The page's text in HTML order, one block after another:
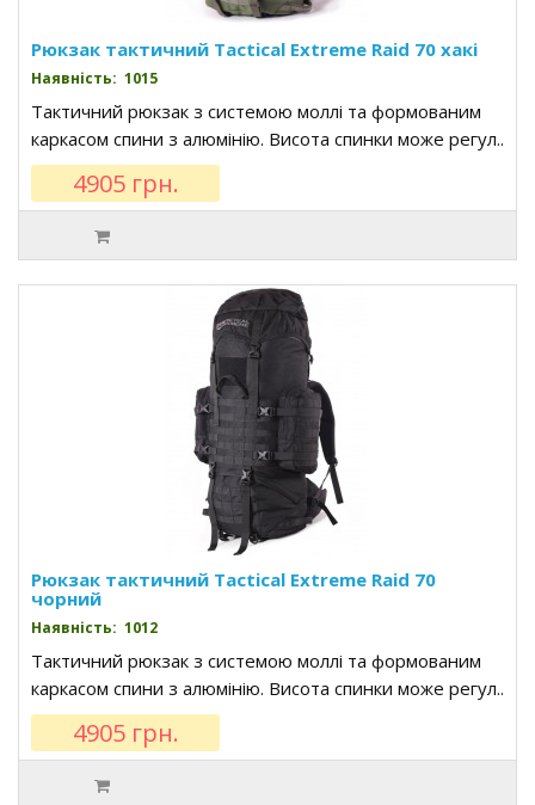
Рюкзак тактичний Tactical Extreme Raid 70 хакі
Наявність: 1015
Тактичний рюкзак з системою моллі та формованим
каркасом спини з алюмінію. Висота спинки може регул..
4905 грн.
Рюкзак тактичний Tactical Extreme Raid 70
чорний
Наявність: 1012
Тактичний рюкзак з системою моллі та формованим
каркасом спини з алюмінію. Висота спинки може регул..
4905 грн.